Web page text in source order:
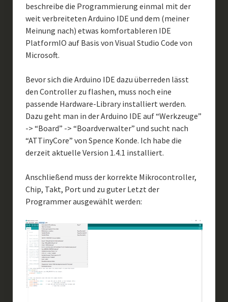
beschreibe die Programmierung einmal mit der
weit verbreiteten Arduino IDE und dem (meiner
Meinung nach) etwas komfortableren IDE
PlatformIO auf Basis von Visual Studio Code von
Microsoft.
Bevor sich die Arduino IDE dazu überreden lässt
den Controller zu flashen, muss noch eine
passende Hardware-Library installiert werden.
Dazu geht man in der Arduino IDE auf “Werkzeuge”
-> “Board” -> “Boardverwalter” und sucht nach
“ATTinyCore” von Spence Konde. Ich habe die
derzeit aktuelle Version 1.4.1 installiert.
Anschließend muss der korrekte Mikrocontroller,
Chip, Takt, Port und zu guter Letzt der
Programmer ausgewählt werden: